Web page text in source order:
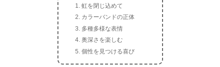
虹を閉じ込めて
カラーバンドの正体
多種多様な表情
奥深さを楽しむ
個性を見つける喜び